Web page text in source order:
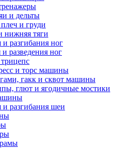
и дельты
и груди
нижняя тяги
разгибания ног
разведения ног
и торс машины
гакк и сквот машины
глют и ягодичные мостики
и разгибания шеи